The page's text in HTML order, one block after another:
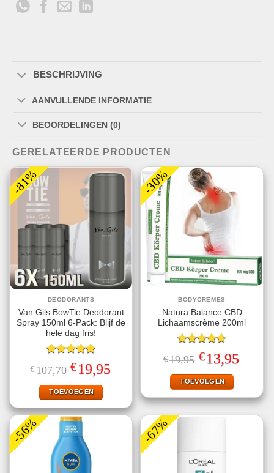
BESCHRIJVING
AANVULLENDE INFORMATIE
BEOORDELINGEN (0)
GERELATEERDE PRODUCTEN
-81%
DEODORANTS
Van Gils BowTie Deodorant
Spray 150ml 6-Pack: Blijf de
hele dag fris!
Gewaardeerd
5.00uit 5
€107,70 Oorspronkelijke
prijs
was:
€107,70.
€19,95
TOEVOEGEN
-30%
BODYCREMES
Natura Balance CBD
Lichaamscrème 200ml
Gewaardeerd
4.67uit 5
€19,95 Oorspronkelijke
prijs
was:
€19,95.
€13,95prijs
TOEVOEGEN
-56% -67%